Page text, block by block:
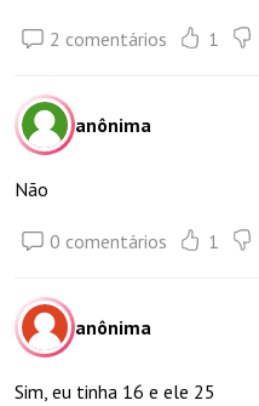
2 comentários 1
anônima
Não
0 comentários 1
anônima
Sim, eu tinha 16 e ele 25